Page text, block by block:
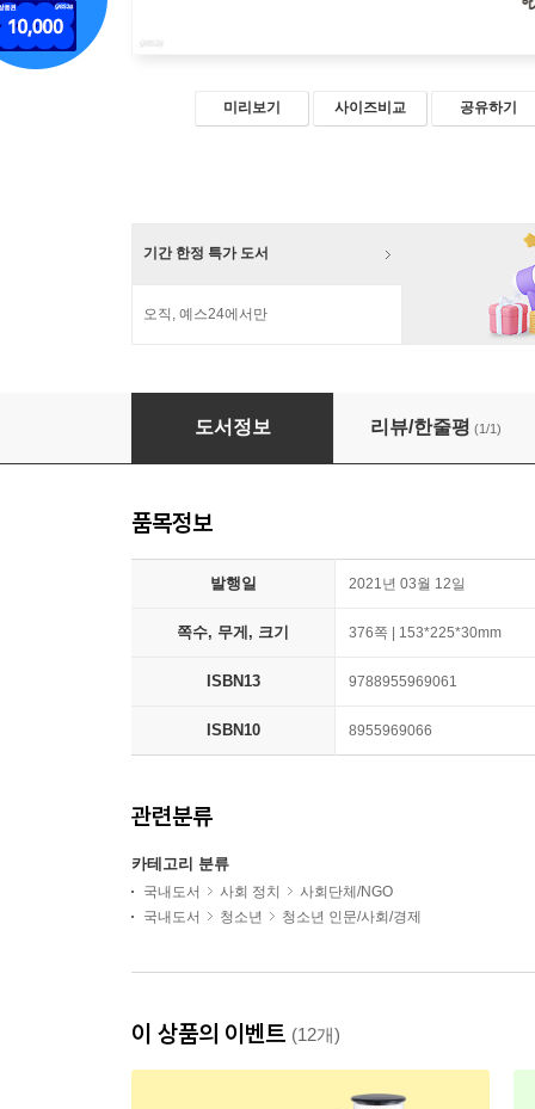
미리보기 사이즈비교 공유하기
기간 한정 특가 도서
오직, 예스24에서만
나는 사이버 외교관 반크다
도서정보 리뷰/한줄평 (1/1)
품목정보
발행일 2021년 03월 12일
쪽수, 무게, 크기 376쪽 | 153*225*30mm
ISBN13 9788955969061
ISBN10 8955969066
관련분류
카테고리 분류
국내도서 사회 정치
사회단체/NGO
국내도서
청소년 청소년 인문/사회/경제
이 상품의 이벤트 (12개)